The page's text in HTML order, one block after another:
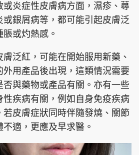
炎症性皮膚病方面，濕疹、蕁
銀屑病等，都可能引起皮膚泛
或灼熱感。
泛紅，可能在開始服用新藥、
用產品後出現，這類情況需要
與藥物或產品有關。亦有一些
性疾病有關，例如自身免疫疾病
若皮膚症狀同時伴隨發燒、關節
適，更應及早求醫。